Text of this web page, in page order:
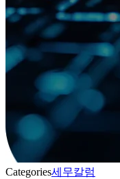
Categories세무칼럼